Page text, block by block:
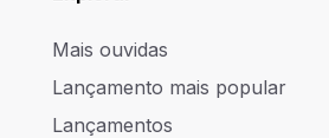
Mais ouvidas
Lançamento mais popular
Lançamentos